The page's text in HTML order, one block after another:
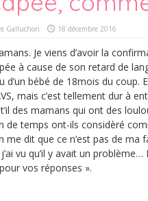
Galluchon 18 décembre 2016
Je viens d’avoir la
à cause de son retard de
d’un bébé de 18mois du
mais c’est tellement dur à
des mamans qui ont des
de temps ont-ils considèré
dit que ce n’est pas de ma
vu qu’il y avait un
vos réponses ».